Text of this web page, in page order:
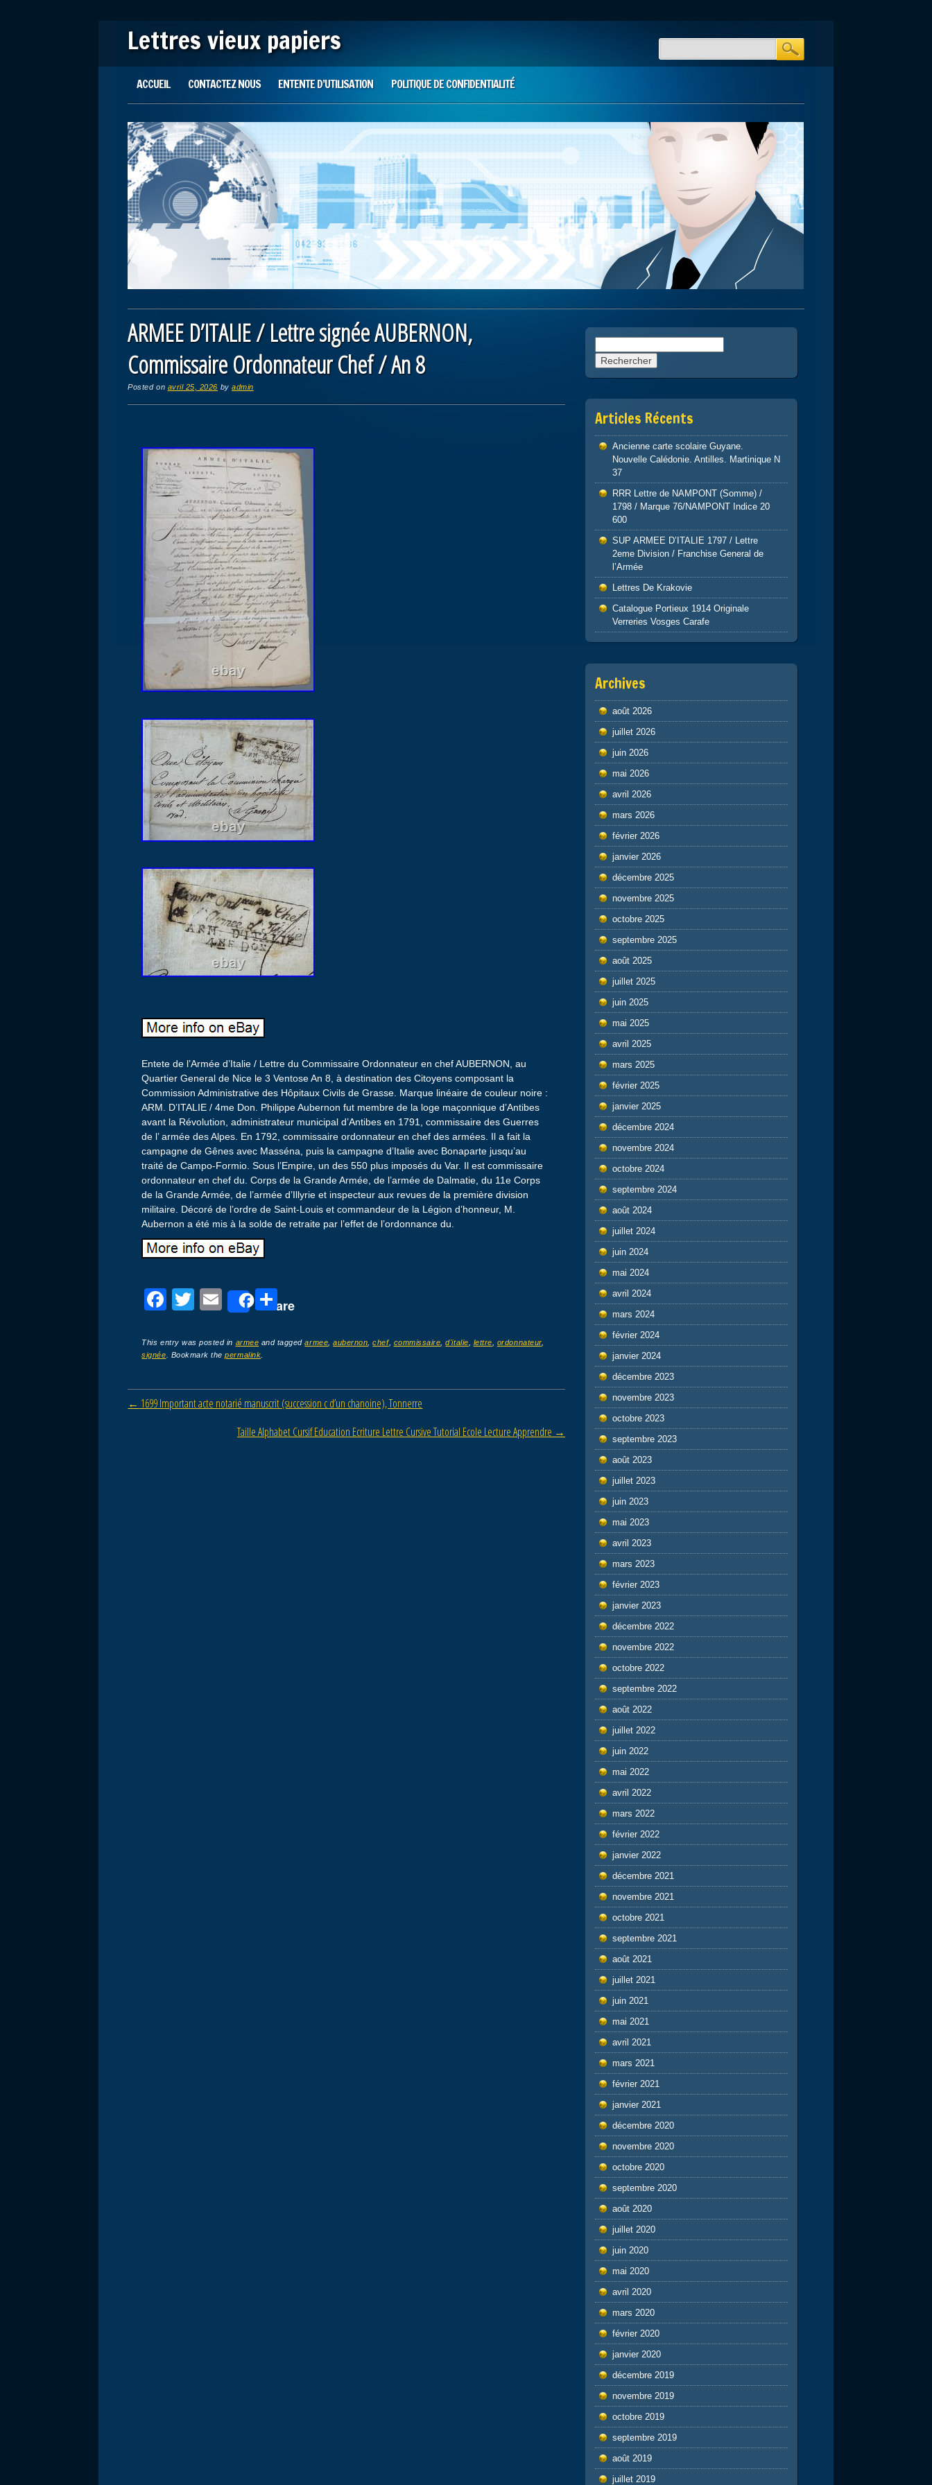
Lettres vieux papiers
Main menu
ACCUEIL CONTACTEZ NOUS ENTENTE D’UTILISATION POLITIQUE DE CONFIDENTIALITÉ
ARMEE D’ITALIE / Lettre signée AUBERNON,
Commissaire Ordonnateur Chef / An 8
Posted on avril 25, 2026 byadmin
Entete de l’Armée d’Italie / Lettre du Commissaire Ordonnateur en chef AUBERNON, au
Quartier General de Nice le 3 Ventose An 8, à destination des Citoyens composant la
Commission Administrative des Hôpitaux Civils de Grasse. Marque linéaire de couleur noire :
ARM. D’ITALIE / 4me Don. Philippe Aubernon fut membre de la loge maçonnique d’Antibes
avant la Révolution, administrateur municipal d’Antibes en 1791, commissaire des Guerres
de l’ armée des Alpes. En 1792, commissaire ordonnateur en chef des armées. Il a fait la
campagne de Gênes avec Masséna, puis la campagne d’Italie avec Bonaparte jusqu’au
traité de Campo-Formio. Sous l’Empire, un des 550 plus imposés du Var. Il est commissaire
ordonnateur en chef du. Corps de la Grande Armée, de l’armée de Dalmatie, du 11e Corps
de la Grande Armée, de l’armée d’Illyrie et inspecteur aux revues de la première division
militaire. Décoré de l’ordre de Saint-Louis et commandeur de la Légion d’honneur, M.
Aubernon a été mis à la solde de retraite par l’effet de l’ordonnance du.
F
c
e
b
o
T
tt
er
E
ail
Share
P
ta
er
This entry was posted in armee and taggedarmee ,aubernon ,chef, commissaire ,d'italie lettre ordonnateur,
signée . Bookmark thepermalink
Post navigation
← 1699 Important acte notarié manuscrit (succession c d’un chanoine), Tonnerre
Taille Alphabet Cursif Education Ecriture Lettre Cursive Tutorial Ecole Lecture Apprendre →
Articles Récents
Ancienne carte scolaire Guyane.
Nouvelle Calédonie. Antilles. Martinique N
37
RRR Lettre de NAMPONT (Somme) /
1798 / Marque 76/NAMPONT Indice 20
600
SUP ARMEE D’ITALIE 1797 / Lettre
2eme Division / Franchise General de
l’Armée
Lettres De Krakovie
Catalogue Portieux 1914 Originale
Verreries Vosges Carafe
Archives
août 2026
juillet 2026
juin 2026
mai 2026
avril 2026
mars 2026
février 2026
janvier 2026
décembre 2025
novembre 2025
octobre 2025
septembre 2025
août 2025
juillet 2025
juin 2025
mai 2025
avril 2025
mars 2025
février 2025
janvier 2025
décembre 2024
novembre 2024
octobre 2024
septembre 2024
août 2024
juillet 2024
juin 2024
mai 2024
avril 2024
mars 2024
février 2024
janvier 2024
décembre 2023
novembre 2023
octobre 2023
septembre 2023
août 2023
juillet 2023
juin 2023
mai 2023
avril 2023
mars 2023
février 2023
janvier 2023
décembre 2022
novembre 2022
octobre 2022
septembre 2022
août 2022
juillet 2022
juin 2022
mai 2022
avril 2022
mars 2022
février 2022
janvier 2022
décembre 2021
novembre 2021
octobre 2021
septembre 2021
août 2021
juillet 2021
juin 2021
mai 2021
avril 2021
mars 2021
février 2021
janvier 2021
décembre 2020
novembre 2020
octobre 2020
septembre 2020
août 2020
juillet 2020
juin 2020
mai 2020
avril 2020
mars 2020
février 2020
janvier 2020
décembre 2019
novembre 2019
octobre 2019
septembre 2019
août 2019
juillet 2019